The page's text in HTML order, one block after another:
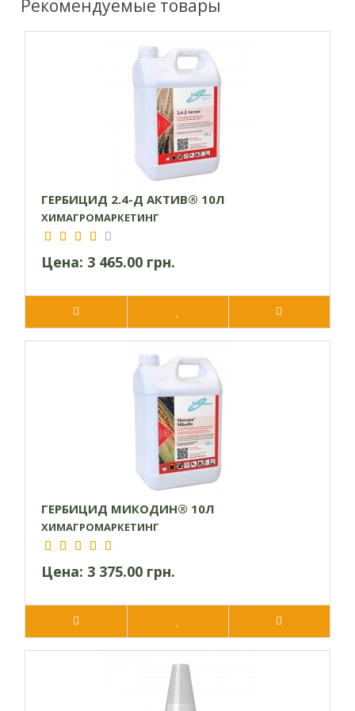
Препарат не вредит людям, животным и
медоносным пчелам.
Принцип действия
Гербицид проникает в сорняки через наземные части,
преимущественно через листья, и распространяется по
всем участкам, попадая в точки роста. Активное вещество
блокирует производство важных ферментов,
останавливая деление клеток и развитие сорных
растений, что приводит к их отмиранию.
Рекомендации по использованию
Данный гребицид предназначен для обработки зерновых
и подсолнечных посевов. Его рекомендуется применять
раствора). Следует учитывать, что не все гибридные сорта
подсолнечника имеют одинаковую устойчивость к
гербициду, поэтому и схемы внесения могут быть разными.
Опрыскивание следует проводить на стадии развития
культуры от двух до восьми листьев. В частности
подсолнечники возделывают в фазе формирования
четырех-шести листьев, когда сорняки появляются
массово. Для зерновых оптимальным временем обработки
считается стадия развития двух-трех листьев.
Средняя норма внесения гербицида составляет от 200 до
300 литров на гектар. Если растения стоят очень густо, то
норма использования может увеличиваться.
переращенным растениям. Для получения желаемого
результата опрыскивания проводят при температуре от 5
С и скорости ветра не более 4 м/с.
Рекомендуемые товары
ГЕРБИЦИД 2.4-Д АКТИВ® 10Л
ХИМАГРОМАРКЕТИНГ
Цена: 3 465.00 грн.
ГЕРБИЦИД МИКОДИН® 10Л
ХИМАГРОМАРКЕТИНГ
Цена: 3 375.00 грн.